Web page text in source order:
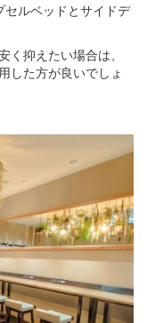
ルベッドとサイドデ
抑えたい場合は、
した方が良いでしょ